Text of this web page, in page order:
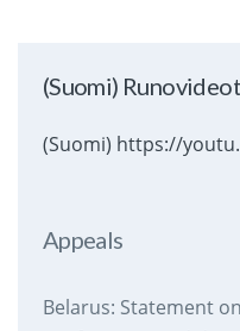
(Suomi) Runovideot
(Suomi) https://
Appeals
Belarus: Statement